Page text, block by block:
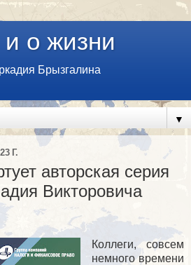
о жизни
Брызгалина
▼
Г.
авторская серия
Викторовича
Коллеги, совсем
немного времени